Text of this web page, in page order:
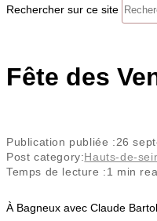
Rechercher sur ce site
Fête des
Publication publiée :26
Post category:Hauts-de-
Temps de lecture :1 min
À Bagneux avec Claude